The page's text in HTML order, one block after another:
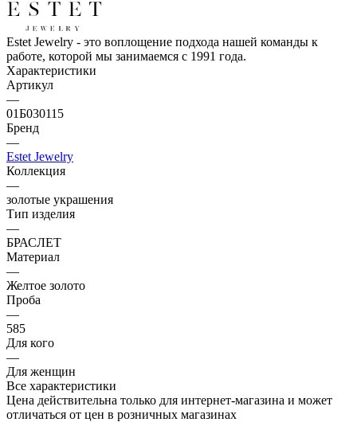
Estet Jewelry - это воплощение подхода нашей команды к
работе, которой мы занимаемся с 1991 года.
Характеристики
Артикул
—
01Б030115
Бренд
—
Estet Jewelry
Коллекция
—
золотые украшения
Тип изделия
—
БРАСЛЕТ
Материал
—
Желтое золото
Проба
—
585
Для кого
—
Для женщин
Все характеристики
Цена действительна только для интернет-магазина и может
отличаться от цен в розничных магазинах